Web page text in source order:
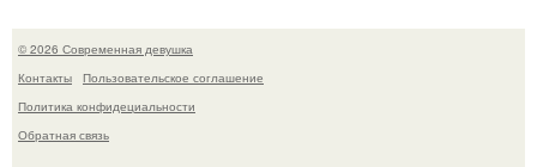
© 2026 Современная девушка
Контакты
Пользовательское соглашение
Политика конфидециальности
Обратная связь